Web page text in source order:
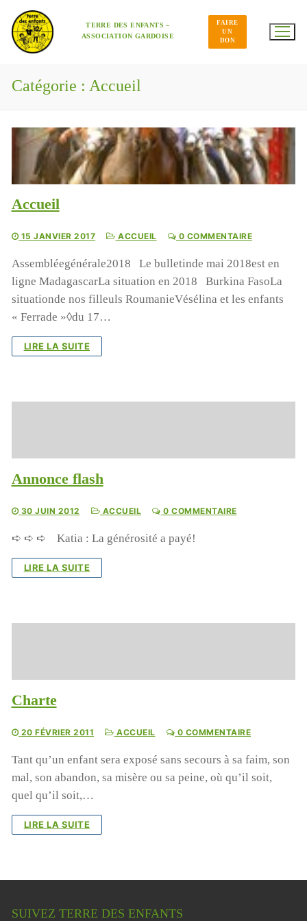
contenu
TERRE DES ENFANTS –
ASSOCIATION GARDOISE
FAIRE
UN
DON
Catégorie : Accueil
Accueil
15 JANVIER 2017 ACCUEIL 0 COMMENTAIRE
Assembléegénérale2018 Le bulletinde mai 2018est en
ligne MadagascarLa situation en 2018 Burkina FasoLa
situationde nos filleuls RoumanieVésélina et les enfants
« Ferrade »◊du 17…
LIRE LA SUITE
Annonce flash
30 JUIN 2012 ACCUEIL 0 COMMENTAIRE
➪ ➪ ➪ Katia : La générosité a payé!
LIRE LA SUITE
Charte
20 FÉVRIER 2011 ACCUEIL 0 COMMENTAIRE
Tant qu’un enfant sera exposé sans secours à sa faim, son
mal, son abandon, sa misère ou sa peine, où qu’il soit,
quel qu’il soit,…
LIRE LA SUITE
SUIVEZ TERRE DES ENFANTS